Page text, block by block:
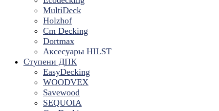
MultiDeck
Holzhof
Cm Decking
Dortmax
Аксесуары HILST
Ступени ДПК
EasyDecking
WOODVEX
Savewood
SEQUOIA